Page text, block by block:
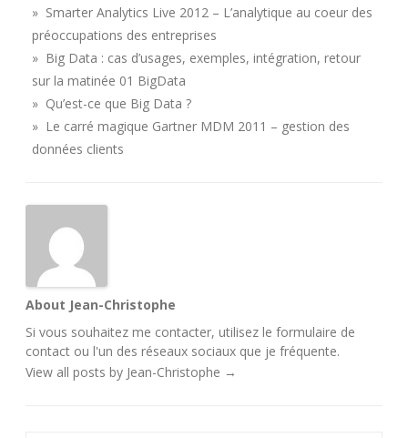
» Smarter Analytics Live 2012 – L’analytique au coeur des
préoccupations des entreprises
» Big Data : cas d’usages, exemples, intégration, retour
sur la matinée 01 BigData
» Qu’est-ce que Big Data ?
» Le carré magique Gartner MDM 2011 – gestion des
données clients
About Jean-Christophe
Si vous souhaitez me contacter, utilisez le formulaire de
contact ou l'un des réseaux sociaux que je fréquente.
View all posts by Jean-Christophe →